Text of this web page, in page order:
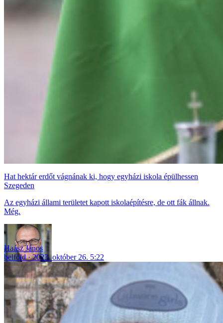
Hat hektár erdőt vágnának ki, hogy egyházi iskola épülhessen
Szegeden
Az egyházi állami területet kapott iskolaépítésre, de ott fák állnak.
Még.
Haász János
belföld
2023. október 26. 5:22